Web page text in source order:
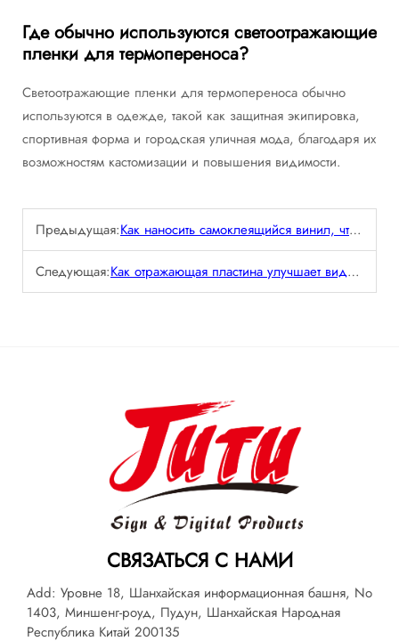
Где обычно используются светоотражающие
пленки для термопереноса?
Светоотражающие пленки для термопереноса обычно
используются в одежде, такой как защитная экипировка,
спортивная форма и городская уличная мода, благодаря их
возможностям кастомизации и повышения видимости.
Предыдущая:Как наносить самоклеящийся винил, чтобы обеспечить ровное покрытие без пузырей?
Следующая:Как отражающая пластина улучшает видимость и безопасность в условиях низкой освещенности?
СВЯЗАТЬСЯ С НАМИ
Add: Уровне 18, Шанхайская информационная башня, No
1403, Миншенг-роуд, Пудун, Шанхайская Народная
Республика Китай 200135